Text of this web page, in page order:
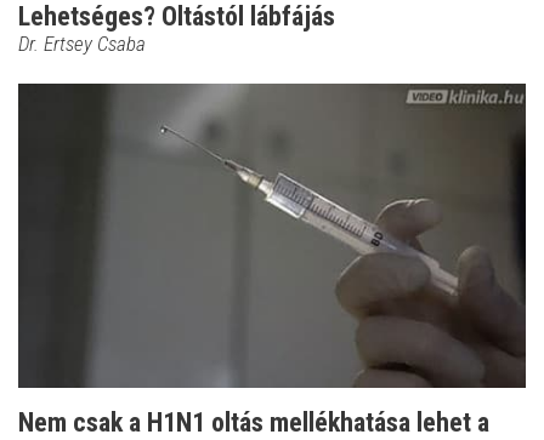
Lehetséges? Oltástól lábfájás
Dr. Ertsey Csaba
Nem csak a H1N1 oltás mellékhatása lehet a